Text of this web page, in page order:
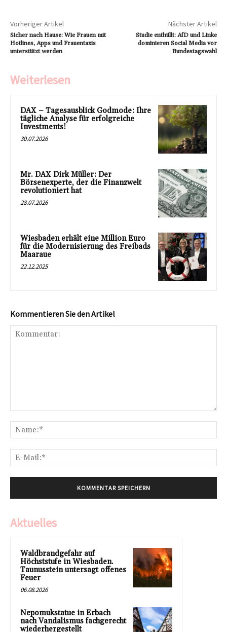
Vorheriger Artikel
Sicher nach Hause: Wie Frauen mit
Hotlines, Apps und Frauentaxis
unterstützt werden
Nächster Artikel
Studie enthüllt: AfD und Linke
dominieren Social Media vor
Bundestagswahl
Weiterlesen
DAX – Tagesausblick Godmode: Ihre
tägliche Analyse für erfolgreiche
Investments!
30.07.2026
Mr. DAX Dirk Müller: Der
Börsenexperte, der die Finanzwelt
revolutioniert hat
28.07.2026
Wiesbaden erhält eine Million Euro
für die Modernisierung des Freibads
Maaraue
22.12.2025
Kommentieren Sie den Artikel
Aktuelles
Waldbrandgefahr auf
Höchststufe in Wiesbaden.
Taunusstein untersagt offenes
Feuer
06.08.2026
Nepomukstatue in Erbach
nach Vandalismus fachgerecht
wiederhergestellt